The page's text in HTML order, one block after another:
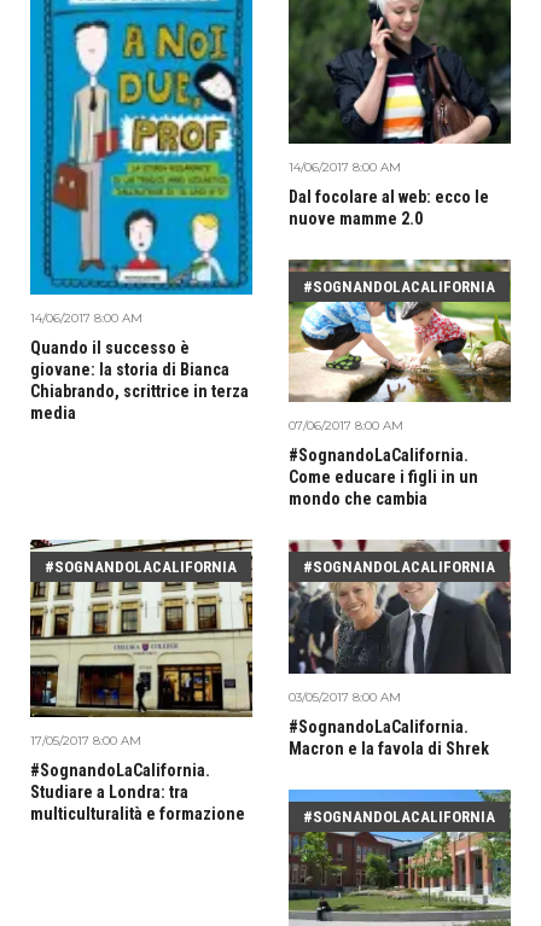
14/06/2017 8:00 AM
Quando il successo è
giovane: la storia di Bianca
Chiabrando, scrittrice in terza
media
14/06/2017 8:00 AM
Dal focolare al web: ecco le
nuove mamme 2.0
#SOGNANDOLACALIFORNIA
07/06/2017 8:00 AM
#SognandoLaCalifornia.
Come educare i figli in un
mondo che cambia
#SOGNANDOLACALIFORNIA
17/05/2017 8:00 AM
#SognandoLaCalifornia.
Studiare a Londra: tra
multiculturalità e formazione
#SOGNANDOLACALIFORNIA
03/05/2017 8:00 AM
#SognandoLaCalifornia.
Macron e la favola di Shrek
#SOGNANDOLACALIFORNIA